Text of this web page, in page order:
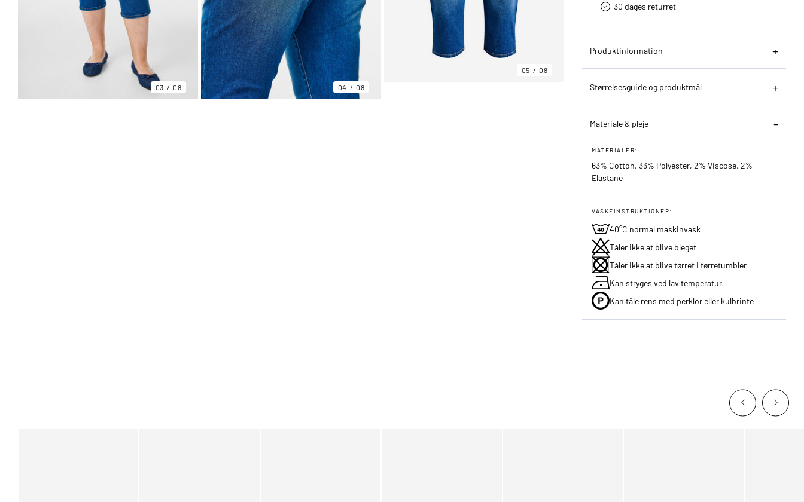
03 08 04 08
05 08 06 08
30 dages returret
Produktinformation
Størrelsesguide og produktmål
Materiale & pleje
MATERIALER:
63% Cotton, 33% Polyester, 2% Viscose, 2%
Elastane
VASKEINSTRUKTIONER:
40°C normal maskinvask
Tåler ikke at blive bleget
Tåler ikke at blive tørret i tørretumbler
Kan stryges ved lav temperatur
Kan tåle rens med perklor eller kulbrinte